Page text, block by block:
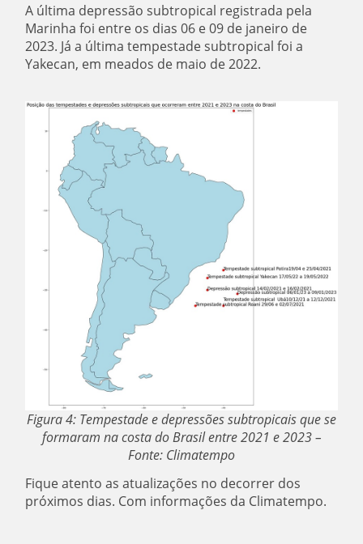
A última depressão subtropical registrada pela
Marinha foi entre os dias 06 e 09 de janeiro de
2023. Já a última tempestade subtropical foi a
Yakecan, em meados de maio de 2022.
Figura 4: Tempestade e depressões subtropicais que se
formaram na costa do Brasil entre 2021 e 2023 –
Fonte: Climatempo
Fique atento as atualizações no decorrer dos
próximos dias. Com informações da Climatempo.